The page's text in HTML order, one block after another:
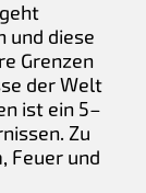
und diese
Grenzen
der Welt
ist ein 5–
Zu
Feuer und